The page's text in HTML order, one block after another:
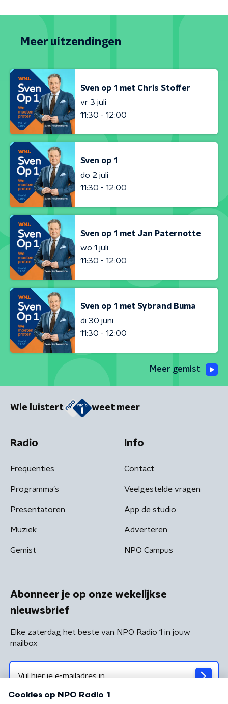
Meer uitzendingen
Sven op 1 met Chris Stoffer
vr 3 juli
11:30 - 12:00
Sven op 1
do 2 juli
11:30 - 12:00
Sven op 1 met Jan Paternotte
wo 1 juli
11:30 - 12:00
Sven op 1 met Sybrand Buma
di 30 juni
11:30 - 12:00
Meer gemist
Wie luistert weet meer
Radio
Frequenties
Programma's
Presentatoren
Muziek
Gemist
Info
Contact
Veelgestelde vragen
App de studio
Adverteren
NPO Campus
Abonneer je op onze wekelijkse
nieuwsbrief
Elke zaterdag het beste van NPO Radio 1 in jouw
mailbox